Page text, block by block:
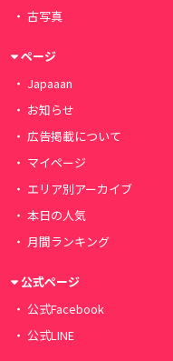
古写真
ページ
Japaaan
お知らせ
広告掲載について
マイページ
エリア別アーカイブ
本日の人気
月間ランキング
公式ページ
公式Facebook
公式LINE